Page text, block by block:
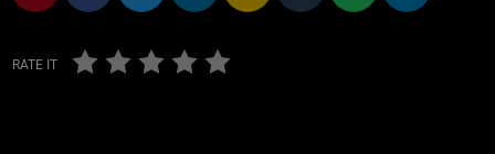
RATE IT